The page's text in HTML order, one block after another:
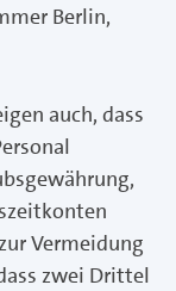
Berlin,
auch, dass
Vermeidung
zwei Drittel